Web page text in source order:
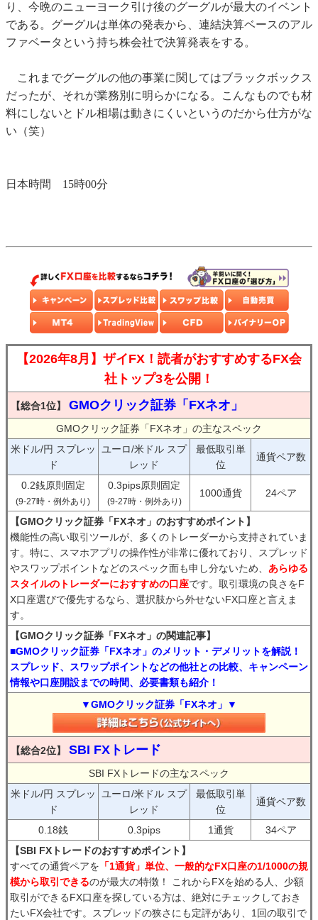
り、今晩のニューヨーク引け後のグーグルが最大のイベント
である。グーグルは単体の発表から、連結決算ベースのアル
ファベータという持ち株会社で決算発表をする。
これまでグーグルの他の事業に関してはブラックボックス
だったが、それが業務別に明らかになる。こんなものでも材
料にしないとドル相場は動きにくいというのだから仕方がな
い（笑）
日本時間 15時00分
【2026年8月】ザイFX！読者がおすすめするFX会
社トップ3を公開！
【総合1位】 GMOクリック証券「FXネオ」
GMOクリック証券「FXネオ」の主なスペック
米ドル/円 スプレッ
ド
ユーロ/米ドル スプ
レッド
最低取引単
位
通貨ペア数
0.2銭原則固定
(9-27時・例外あり)
0.3pips原則固定
(9-27時・例外あり)
1000通貨 24ペア
【GMOクリック証券「FXネオ」のおすすめポイント】
機能性の高い取引ツールが、多くのトレーダーから支持されていま
す。特に、スマホアプリの操作性が非常に優れており、スプレッド
やスワップポイントなどのスペック面も申し分ないため、 あらゆる
スタイルのトレーダーにおすすめの口座です。取引環境の良さをF
X口座選びで優先するなら、選択肢から外せないFX口座と言えま
す。
【GMOクリック証券「FXネオ」の関連記事】
■GMOクリック証券「FXネオ」のメリット・デメリットを解説！
スプレッド、スワップポイントなどの他社との比較、キャンペーン
情報や口座開設までの時間、必要書類も紹介！
▼GMOクリック証券「FXネオ」▼
【総合2位】 SBI FXトレード
SBI FXトレードの主なスペック
米ドル/円 スプレッ
ド
ユーロ/米ドル スプ
レッド
最低取引単
位
通貨ペア数
0.18銭 0.3pips 1通貨
34ペア
【SBI FXトレードのおすすめポイント】
すべての通貨ペアを 「1通貨」単位、一般的なFX口座の1/1000の規
模から取引できるのが最大の特徴！ これからFXを始める人、少額
取引ができるFX口座を探している方は、絶対にチェックしておき
たいFX会社です。スプレッドの狭さにも定評があり、1回の取引で